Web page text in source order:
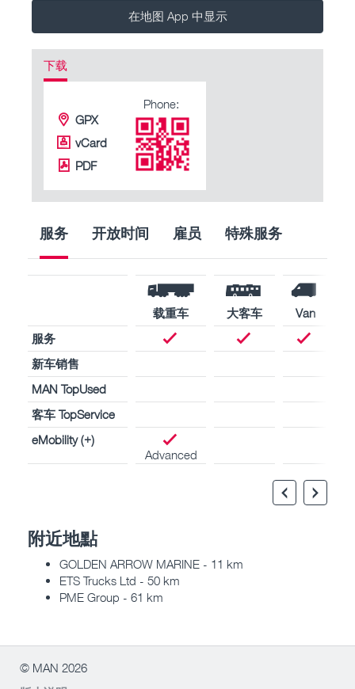
在地图 App 中显示
下载
GPX
vCard
PDF
Phone:
服务 开放时间 雇员 特殊服务
载重车 大客车
Van
服务
新车销售
MAN TopUsed
客车 TopService
eMobility (+)
Advanced
附近地點
GOLDEN ARROW MARINE - 11 km
ETS Trucks Ltd - 50 km
PME Group - 61 km
© MAN 2026